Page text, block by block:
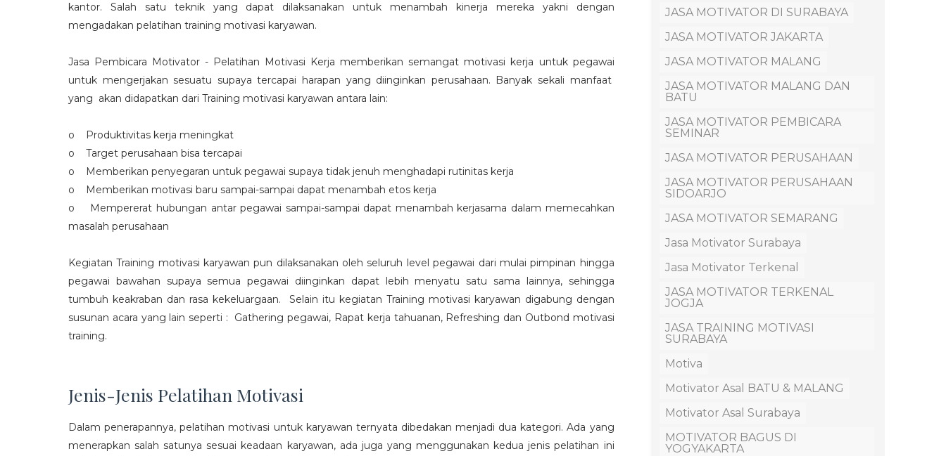
kantor. Salah satu teknik yang dapat dilaksanakan untuk menambah kinerja mereka yakni dengan
mengadakan pelatihan training motivasi karyawan.
Jasa Pembicara Motivator - Pelatihan Motivasi Kerja memberikan semangat motivasi kerja untuk pegawai
untuk mengerjakan sesuatu supaya tercapai harapan yang diinginkan perusahaan. Banyak sekali manfaat
yang akan didapatkan dari Training motivasi karyawan antara lain:
o Produktivitas kerja meningkat
o Target perusahaan bisa tercapai
o Memberikan penyegaran untuk pegawai supaya tidak jenuh menghadapi rutinitas kerja
o Memberikan motivasi baru sampai-sampai dapat menambah etos kerja
o Mempererat hubungan antar pegawai sampai-sampai dapat menambah kerjasama dalam memecahkan
masalah perusahaan
Kegiatan Training motivasi karyawan pun dilaksanakan oleh seluruh level pegawai dari mulai pimpinan hingga
pegawai bawahan supaya semua pegawai diinginkan dapat lebih menyatu satu sama lainnya, sehingga
tumbuh keakraban dan rasa kekeluargaan. Selain itu kegiatan Training motivasi karyawan digabung dengan
susunan acara yang lain seperti : Gathering pegawai, Rapat kerja tahuanan, Refreshing dan Outbond motivasi
training.
Jenis-Jenis Pelatihan Motivasi
Dalam penerapannya, pelatihan motivasi untuk karyawan ternyata dibedakan menjadi dua kategori. Ada yang
menerapkan salah satunya sesuai keadaan karyawan, ada juga yang menggunakan kedua jenis pelatihan ini
JASA MOTIVATOR DI SURABAYA
JASA MOTIVATOR JAKARTA
JASA MOTIVATOR MALANG
JASA MOTIVATOR MALANG DAN
BATU
JASA MOTIVATOR PEMBICARA
SEMINAR
JASA MOTIVATOR PERUSAHAAN
JASA MOTIVATOR PERUSAHAAN
SIDOARJO
JASA MOTIVATOR SEMARANG
Jasa Motivator Surabaya
Jasa Motivator Terkenal
JASA MOTIVATOR TERKENAL
JOGJA
JASA TRAINING MOTIVASI
SURABAYA
Motiva
Motivator Asal BATU & MALANG
Motivator Asal Surabaya
MOTIVATOR BAGUS DI
YOGYAKARTA